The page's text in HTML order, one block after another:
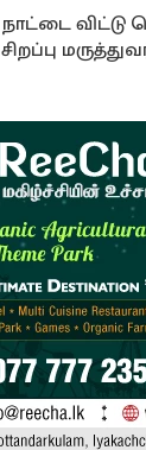
நாட்டை விட்டு
சிறப்பு